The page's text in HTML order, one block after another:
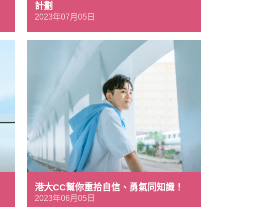
計劃
2023年07月05日
港大CC幫你重拾自信、勇氣同知識！
2023年06月05日